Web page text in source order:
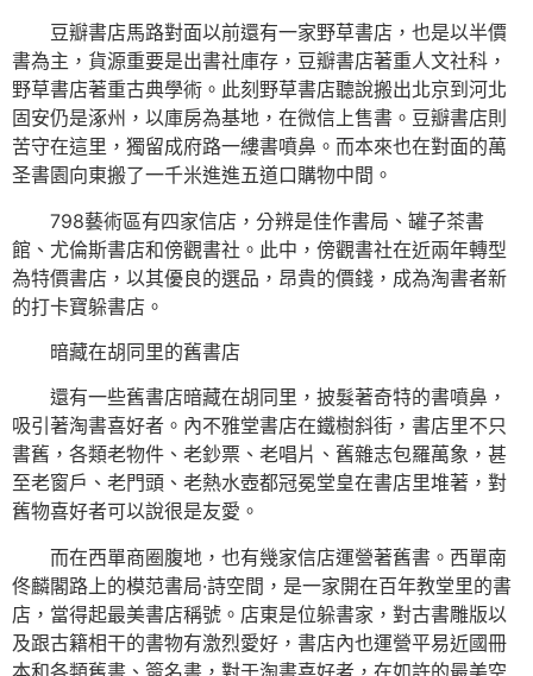
豆瓣書店馬路對面以前還有一家野草書店，也是以半價
書為主，貨源重要是出書社庫存，豆瓣書店著重人文社科，
野草書店著重古典學術。此刻野草書店聽說搬出北京到河北
固安仍是涿州，以庫房為基地，在微信上售書。豆瓣書店則
苦守在這里，獨留成府路一縷書噴鼻。而本來也在對面的萬
圣書園向東搬了一千米進進五道口購物中間。
798藝術區有四家信店，分辨是佳作書局、罐子茶書
館、尤倫斯書店和傍觀書社。此中，傍觀書社在近兩年轉型
為特價書店，以其優良的選品，昂貴的價錢，成為淘書者新
的打卡寶躲書店。
暗藏在胡同里的舊書店
還有一些舊書店暗藏在胡同里，披髮著奇特的書噴鼻，
吸引著淘書喜好者。內不雅堂書店在鐵樹斜街，書店里不只
書舊，各類老物件、老鈔票、老唱片、舊雜志包羅萬象，甚
至老窗戶、老門頭、老熱水壺都冠冕堂皇在書店里堆著，對
舊物喜好者可以說很是友愛。
而在西單商圈腹地，也有幾家信店運營著舊書。西單南
佟麟閣路上的模范書局·詩空間，是一家開在百年教堂里的書
店，當得起最美書店稱號。店東是位躲書家，對古書雕版以
及跟古籍相干的書物有激烈愛好，書店內也運營平易近國冊
本和各類舊書、簽名書，對于淘書喜好者，在如許的最美空